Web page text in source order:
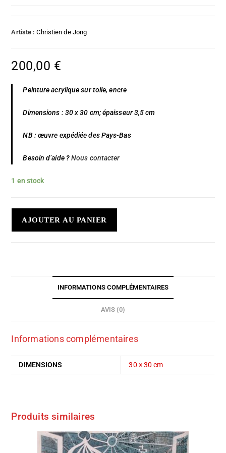
Artiste :Christien de Jong
200,00 €
Peinture acrylique sur toile, encre
Dimensions : 30 x 30 cm; épaisseur 3,5 cm
NB : œuvre expédiée des Pays-Bas
Besoin d’aide ?Nous contacter
1 en stock
AJOUTER AU PANIER
INFORMATIONS COMPLÉMENTAIRES
AVIS (0)
Informations complémentaires
DIMENSIONS 30 × 30 cm
Produits similaires